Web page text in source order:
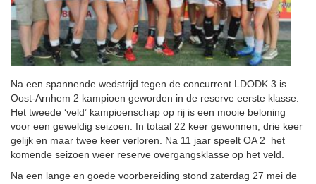
Na een spannende wedstrijd tegen de concurrent LDODK 3 is
Oost-Arnhem 2 kampioen geworden in de reserve eerste klasse.
Het tweede ‘veld’ kampioenschap op rij is een mooie beloning
voor een geweldig seizoen. In totaal 22 keer gewonnen, drie keer
gelijk en maar twee keer verloren. Na 11 jaar speelt OA 2 het
komende seizoen weer reserve overgangsklasse op het veld.
Na een lange en goede voorbereiding stond zaterdag 27 mei de